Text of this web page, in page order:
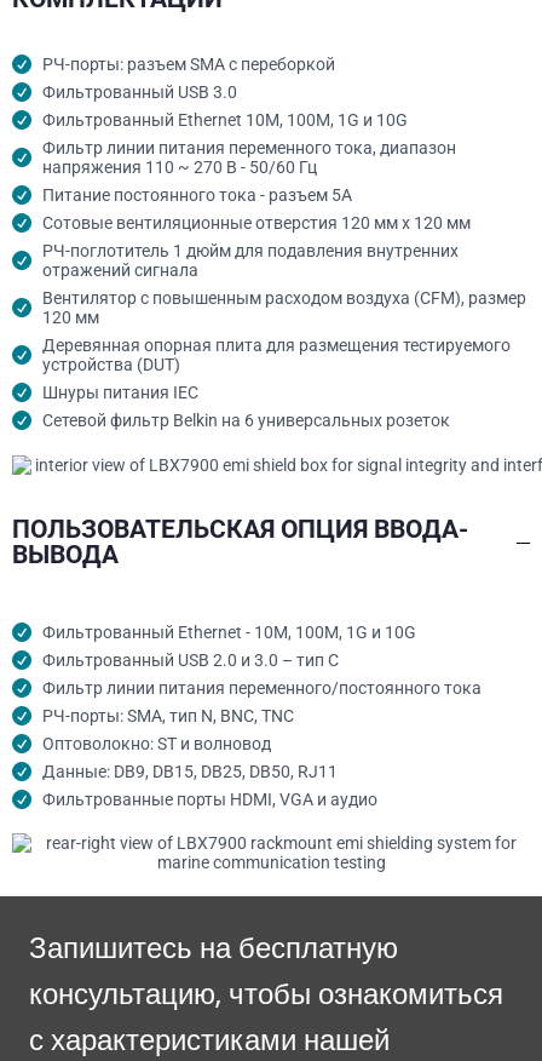
РЧ-порты: разъем SMA с переборкой
Фильтрованный USB 3.0
Фильтрованный Ethernet 10M, 100M, 1G и 10G
Фильтр линии питания переменного тока, диапазон
напряжения 110 ~ 270 В - 50/60 Гц
Питание постоянного тока - разъем 5А
Сотовые вентиляционные отверстия 120 мм x 120 мм
РЧ-поглотитель 1 дюйм для подавления внутренних
отражений сигнала
Вентилятор с повышенным расходом воздуха (CFM), размер
120 мм
Деревянная опорная плита для размещения тестируемого
устройства (DUT)
Шнуры питания IEC
Сетевой фильтр Belkin на 6 универсальных розеток
ПОЛЬЗОВАТЕЛЬСКАЯ ОПЦИЯ ВВОДА-
ВЫВОДА
Фильтрованный Ethernet - 10M, 100M, 1G и 10G
Фильтрованный USB 2.0 и 3.0 – тип C
Фильтр линии питания переменного/постоянного тока
РЧ-порты: SMA, тип N, BNC, TNC
Оптоволокно: ST и волновод
Данные: DB9, DB15, DB25, DB50, RJ11
Фильтрованные порты HDMI, VGA и аудио
Запишитесь на бесплатную
консультацию, чтобы ознакомиться
с характеристиками нашей